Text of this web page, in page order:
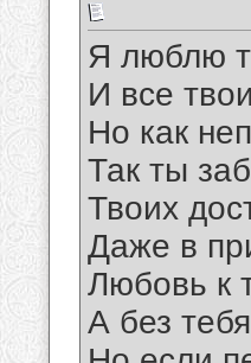
Я люблю
И все
Но как
Так ты
Твоих
Даже в
Любовь к
А без